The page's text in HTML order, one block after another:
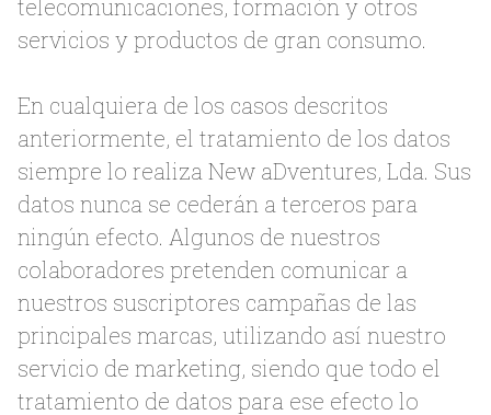
telecomunicaciones, formación y otros
servicios y productos de gran consumo.
En cualquiera de los casos descritos
anteriormente, el tratamiento de los datos
siempre lo realiza New aDventures, Lda. Sus
datos nunca se cederán a terceros para
ningún efecto. Algunos de nuestros
colaboradores pretenden comunicar a
nuestros suscriptores campañas de las
principales marcas, utilizando así nuestro
servicio de marketing, siendo que todo el
tratamiento de datos para ese efecto lo